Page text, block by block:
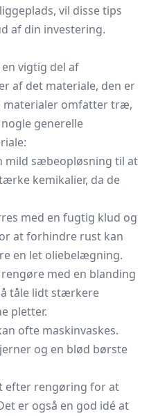
vil disse tips
af din investering.
vigtig del af
af det materiale, den er
materialer omfatter træ,
generelle
mild sæbeopløsning til at
kemikalier, da de
med en fugtig klud og
at forhindre rust kan
en let oliebelægning.
med en blanding
tåle lidt stærkere
pletter.
ofte maskinvaskes.
og en blød børste
efter rengøring for at
er også en god idé at